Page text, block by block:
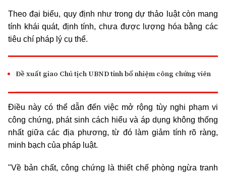
Theo đại biểu, quy định như trong dự thảo luật còn mang
tính khái quát, định tính, chưa được lượng hóa bằng các
tiêu chí pháp lý cụ thể.
Đề xuất giao Chủ tịch UBND tỉnh bổ nhiệm công chứng viên
Điều này có thể dẫn đến việc mở rộng tùy nghi phạm vi
công chứng, phát sinh cách hiểu và áp dụng không thống
nhất giữa các địa phương, từ đó làm giảm tính rõ ràng,
minh bạch của pháp luật.
"Về bản chất, công chứng là thiết chế phòng ngừa tranh